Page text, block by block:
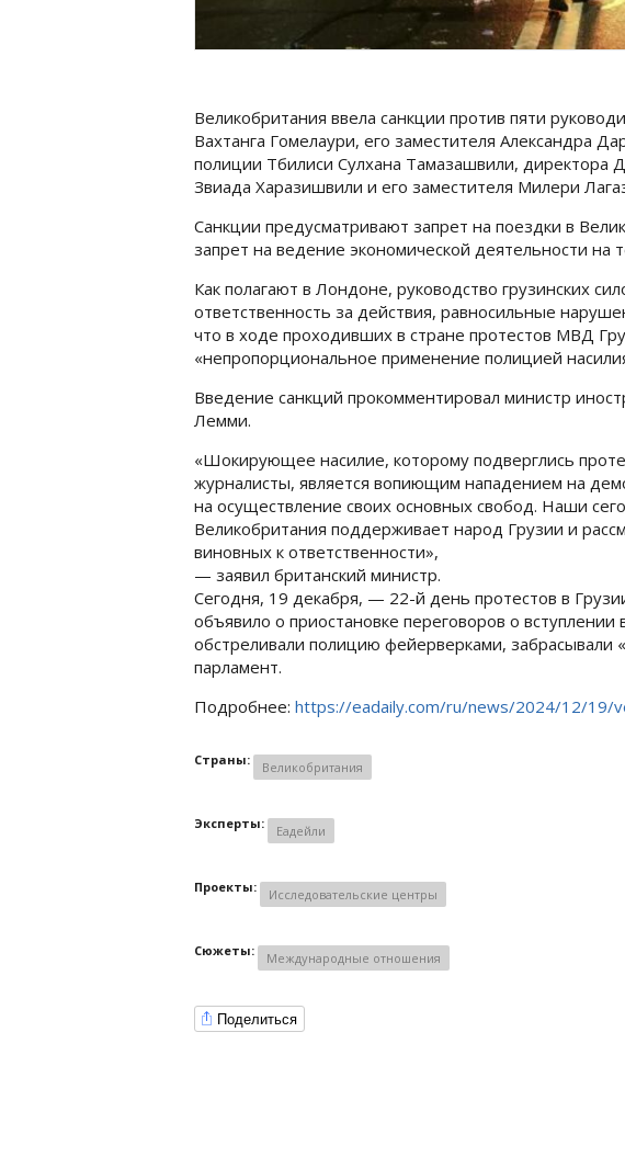
Великобритания ввела санкции против пяти
Вахтанга Гомелаури, его заместителя Александра
полиции Тбилиси Сулхана Тамазашвили, директора
Звиада Харазишвили и его заместителя Милери
Санкции предусматривают запрет на поездки в
запрет на ведение экономической деятельности на
Как полагают в Лондоне, руководство грузинских
ответственность за действия, равносильные
что в ходе проходивших в стране протестов МВД
«непропорциональное применение полицией
Введение санкций прокомментировал министр
Лемми.
«Шокирующее насилие, которому подверглись
журналисты, является вопиющим нападением на
на осуществление своих основных свобод. Наши
Великобритания поддерживает народ Грузии и
виновных к ответственности»,
— заявил британский министр.
Сегодня, 19 декабря, — 22-й день протестов в
объявило о приостановке переговоров о
обстреливали полицию фейерверками, забрасывали
парламент.
Подробнее: https://eadaily.com/ru/news/2024/12/19/
Страны: Великобритания
Эксперты: Еадейли
Проекты: Исследовательские центры
Сюжеты: Международные отношения
Поделиться